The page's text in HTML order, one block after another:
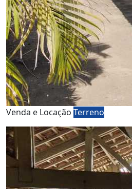
Venda e Locação Terreno